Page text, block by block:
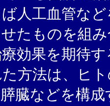
人工血管な
たものを組
効果を期待
方法は、ヒ
臓などを構